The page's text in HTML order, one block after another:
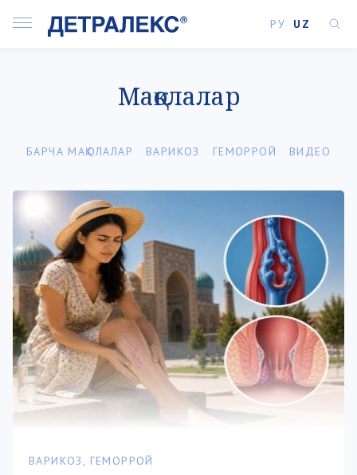
РУ UZ
Мақолалар
БАРЧА МАҚОЛАЛАР ВАРИКОЗ ГЕМОРРОЙ ВИДЕО
ВАРИКОЗ, ГЕМОРРОЙ